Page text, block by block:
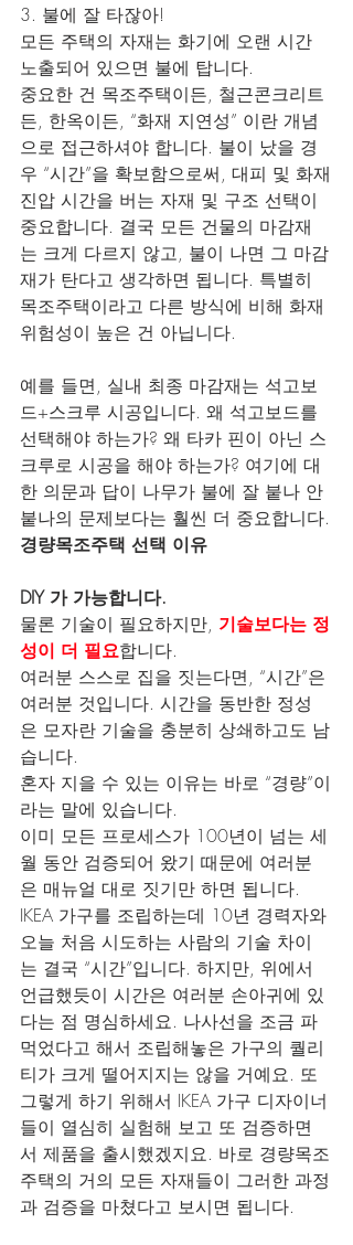
3. 불에 잘 타잖아!
모든 주택의 자재는 화기에 오랜 시간
노출되어 있으면 불에 탑니다.
중요한 건 목조주택이든, 철근콘크리트
든, 한옥이든, “화재 지연성” 이란 개념
으로 접근하셔야 합니다. 불이 났을 경
우 “시간”을 확보함으로써, 대피 및 화재
진압 시간을 버는 자재 및 구조 선택이
중요합니다. 결국 모든 건물의 마감재
는 크게 다르지 않고, 불이 나면 그 마감
재가 탄다고 생각하면 됩니다. 특별히
목조주택이라고 다른 방식에 비해 화재
위험성이 높은 건 아닙니다.
예를 들면, 실내 최종 마감재는 석고보
드+스크루 시공입니다. 왜 석고보드를
선택해야 하는가? 왜 타카 핀이 아닌 스
크루로 시공을 해야 하는가? 여기에 대
한 의문과 답이 나무가 불에 잘 붙나 안
붙나의 문제보다는 훨씬 더 중요합니다.
경량목조주택 선택 이유
DIY 가 가능합니다.
물론 기술이 필요하지만, 기술보다는 정
성이 더 필요합니다.
여러분 스스로 집을 짓는다면, “시간”은
여러분 것입니다. 시간을 동반한 정성
은 모자란 기술을 충분히 상쇄하고도 남
습니다.
혼자 지을 수 있는 이유는 바로 “경량”이
라는 말에 있습니다.
이미 모든 프로세스가 100년이 넘는 세
월 동안 검증되어 왔기 때문에 여러분
은 매뉴얼 대로 짓기만 하면 됩니다.
IKEA 가구를 조립하는데 10년 경력자와
오늘 처음 시도하는 사람의 기술 차이
는 결국 “시간”입니다. 하지만, 위에서
언급했듯이 시간은 여러분 손아귀에 있
다는 점 명심하세요. 나사선을 조금 파
먹었다고 해서 조립해놓은 가구의 퀄리
티가 크게 떨어지지는 않을 거예요. 또
그렇게 하기 위해서 IKEA 가구 디자이너
들이 열심히 실험해 보고 또 검증하면
서 제품을 출시했겠지요. 바로 경량목조
주택의 거의 모든 자재들이 그러한 과정
과 검증을 마쳤다고 보시면 됩니다.